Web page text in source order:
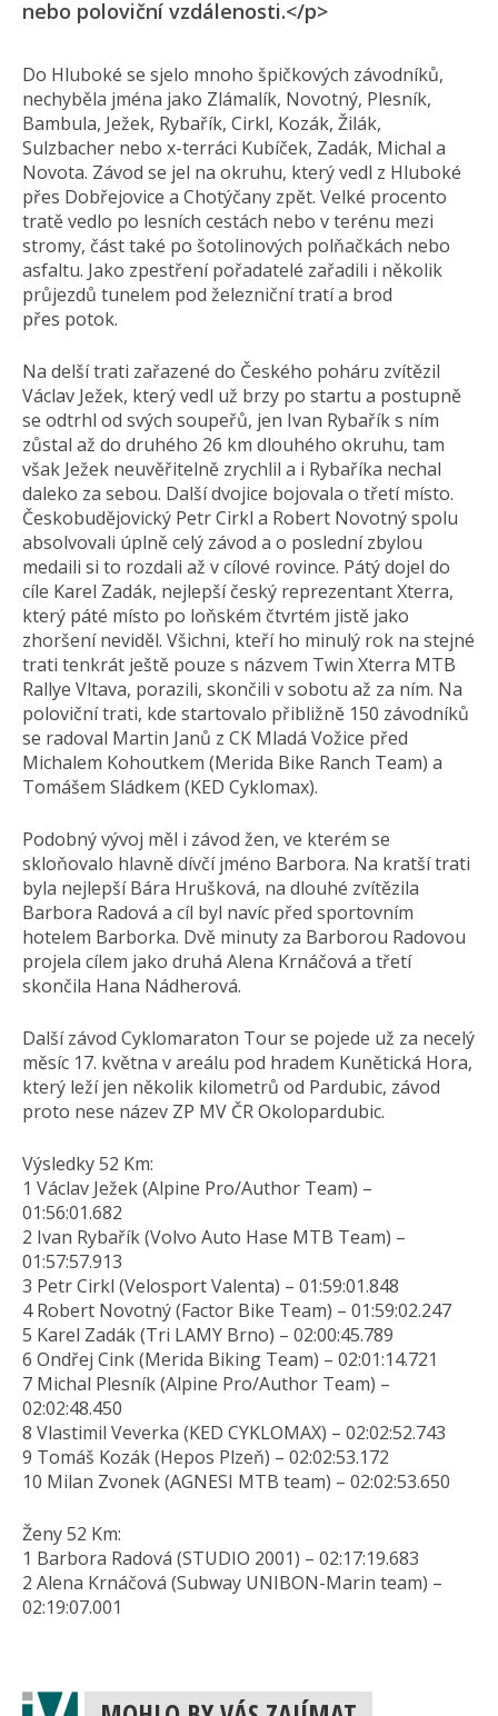
nebo poloviční vzdálenosti.</p>
Do Hluboké se sjelo mnoho špičkových závodníků,
nechyběla jména jako Zlámalík, Novotný, Plesník,
Bambula, Ježek, Rybařík, Cirkl, Kozák, Žilák,
Sulzbacher nebo x-terráci Kubíček, Zadák, Michal a
Novota. Závod se jel na okruhu, který vedl z Hluboké
přes Dobřejovice a Chotýčany zpět. Velké procento
tratě vedlo po lesních cestách nebo v terénu mezi
stromy, část také po šotolinových polňačkách nebo
asfaltu. Jako zpestření pořadatelé zařadili i několik
průjezdů tunelem pod železniční tratí a brod
přes potok.
Na delší trati zařazené do Českého poháru zvítězil
Václav Ježek, který vedl už brzy po startu a postupně
se odtrhl od svých soupeřů, jen Ivan Rybařík s ním
zůstal až do druhého 26 km dlouhého okruhu, tam
však Ježek neuvěřitelně zrychlil a i Rybaříka nechal
daleko za sebou. Další dvojice bojovala o třetí místo.
Českobudějovický Petr Cirkl a Robert Novotný spolu
absolvovali úplně celý závod a o poslední zbylou
medaili si to rozdali až v cílové rovince. Pátý dojel do
cíle Karel Zadák, nejlepší český reprezentant Xterra,
který páté místo po loňském čtvrtém jistě jako
zhoršení neviděl. Všichni, kteří ho minulý rok na stejné
trati tenkrát ještě pouze s názvem Twin Xterra MTB
Rallye Vltava, porazili, skončili v sobotu až za ním. Na
poloviční trati, kde startovalo přibližně 150 závodníků
se radoval Martin Janů z CK Mladá Vožice před
Michalem Kohoutkem (Merida Bike Ranch Team) a
Tomášem Sládkem (KED Cyklomax).
Podobný vývoj měl i závod žen, ve kterém se
skloňovalo hlavně dívčí jméno Barbora. Na kratší trati
byla nejlepší Bára Hrušková, na dlouhé zvítězila
Barbora Radová a cíl byl navíc před sportovním
hotelem Barborka. Dvě minuty za Barborou Radovou
projela cílem jako druhá Alena Krnáčová a třetí
skončila Hana Nádherová.
Další závod Cyklomaraton Tour se pojede už za necelý
měsíc 17. května v areálu pod hradem Kunětická Hora,
který leží jen několik kilometrů od Pardubic, závod
proto nese název ZP MV ČR Okolopardubic.
Výsledky 52 Km:
1 Václav Ježek (Alpine Pro/Author Team) –
01:56:01.682
2 Ivan Rybařík (Volvo Auto Hase MTB Team) –
01:57:57.913
3 Petr Cirkl (Velosport Valenta) – 01:59:01.848
4 Robert Novotný (Factor Bike Team) – 01:59:02.247
5 Karel Zadák (Tri LAMY Brno) – 02:00:45.789
6 Ondřej Cink (Merida Biking Team) – 02:01:14.721
7 Michal Plesník (Alpine Pro/Author Team) –
02:02:48.450
8 Vlastimil Veverka (KED CYKLOMAX) – 02:02:52.743
9 Tomáš Kozák (Hepos Plzeň) – 02:02:53.172
10 Milan Zvonek (AGNESI MTB team) – 02:02:53.650
Ženy 52 Km:
1 Barbora Radová (STUDIO 2001) – 02:17:19.683
2 Alena Krnáčová (Subway UNIBON-Marin team) –
02:19:07.001